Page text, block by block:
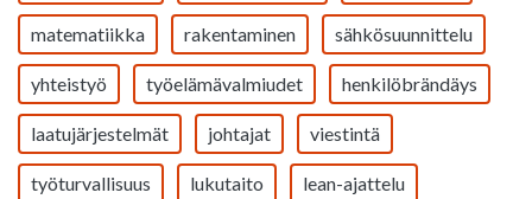
matematiikka rakentaminen sähkösuunnittelu
yhteistyö työelämävalmiudet henkilöbrändäys
laatujärjestelmät johtajat viestintä
työturvallisuus lukutaito lean-ajattelu